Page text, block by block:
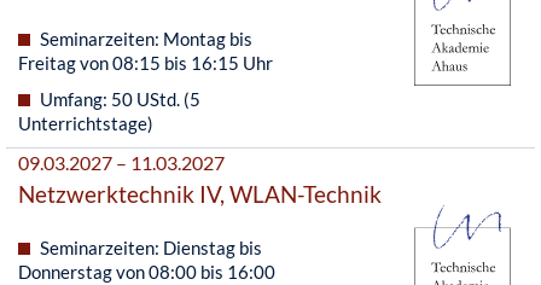
Seminarzeiten: Montag bis
Freitag von 08:15 bis 16:15 Uhr
Umfang: 50 UStd. (5
Unterrichtstage)
09.03.2027 – 11.03.2027
Netzwerktechnik IV, WLAN-Technik
Seminarzeiten: Dienstag bis
Donnerstag von 08:00 bis 16:00